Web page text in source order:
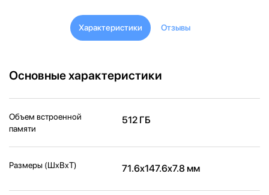
Характеристики Отзывы
Основные характеристики
Объем встроенной
памяти
512 ГБ
Размеры (ШxВxТ) 71.6x147.6x7.8 мм